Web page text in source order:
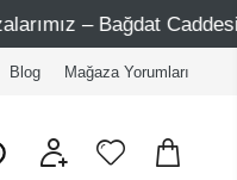
Caddesi 1 - Bağdat
Blog Mağaza Yorumları